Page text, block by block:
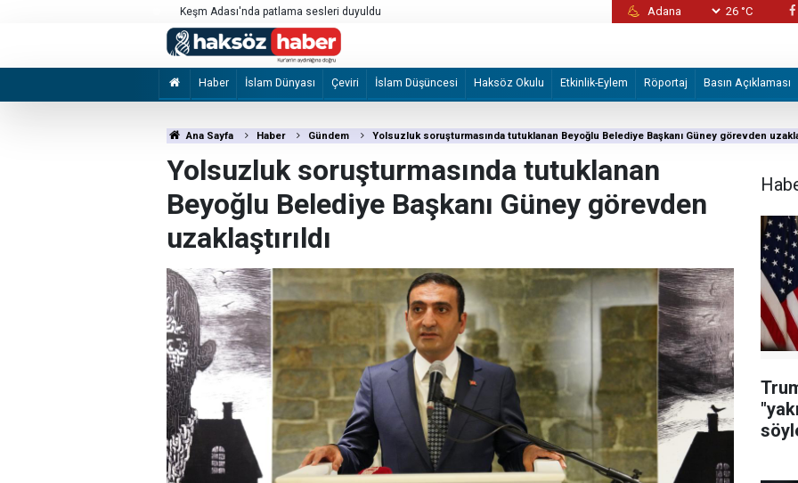
Keşm Adası'nda patlama sesleri duyuldu
İzmir Büyükşehir Belediyesine yönelik
26 °C
Haber İslam Dünyası Çeviri İslam Düşüncesi Haksöz Okulu Etkinlik-Eylem Röportaj Basın Açıklaması
Ana Sayfa Haber Gündem Yolsuzluk soruşturmasında tutuklanan Beyoğlu Belediye Başkanı Güney görevden
Yolsuzluk soruşturmasında tutuklanan
Beyoğlu Belediye Başkanı Güney görevden
uzaklaştırıldı